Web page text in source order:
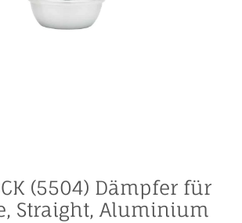
(5504) Dämpfer für
Straight, Aluminium